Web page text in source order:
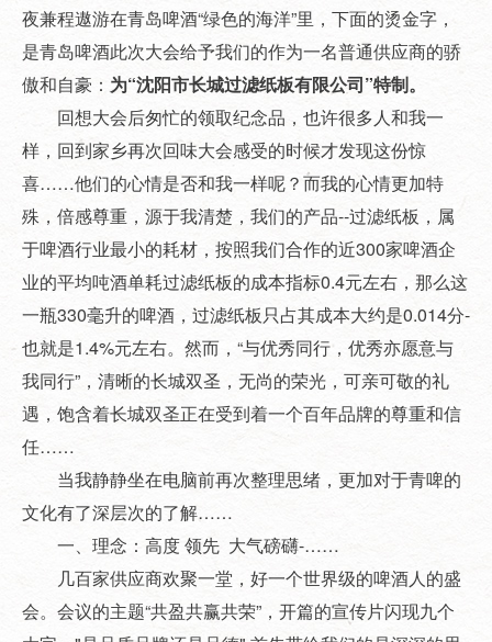
夜兼程遨游在青岛啤酒“绿色的海洋”里，下面的烫金字，
是青岛啤酒此次大会给予我们的作为一名普通供应商的骄
傲和自豪： 为“沈阳市长城过滤纸板有限公司”特制。
回想大会后匆忙的领取纪念品，也许很多人和我一
样，回到家乡再次回味大会感受的时候才发现这份惊
喜……他们的心情是否和我一样呢？而我的心情更加特
殊，倍感尊重，源于我清楚，我们的产品--过滤纸板，属
于啤酒行业最小的耗材，按照我们合作的近300家啤酒企
业的平均吨酒单耗过滤纸板的成本指标0.4元左右，那么这
一瓶330毫升的啤酒，过滤纸板只占其成本大约是0.014分-
也就是1.4%元左右。然而，“与优秀同行，优秀亦愿意与
我同行”，清晰的长城双圣，无尚的荣光，可亲可敬的礼
遇，饱含着长城双圣正在受到着一个百年品牌的尊重和信
任……
当我静静坐在电脑前再次整理思绪，更加对于青啤的
文化有了深层次的了解……
一、理念：高度 领先 大气磅礴-……
几百家供应商欢聚一堂，好一个世界级的啤酒人的盛
会。会议的主题“共盈共赢共荣”，开篇的宣传片闪现九个